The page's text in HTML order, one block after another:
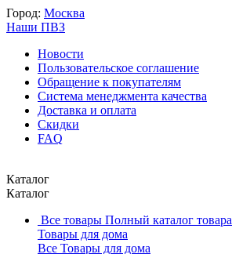
Город: Москва
Наши ПВЗ
Новости
Пользовательское соглашение
Обращение к покупателям
Система менеджмента качества
Доставка и оплата
Скидки
FAQ
Каталог
Каталог
Все товары Полный каталог товара
Товары для дома
Все Товары для дома